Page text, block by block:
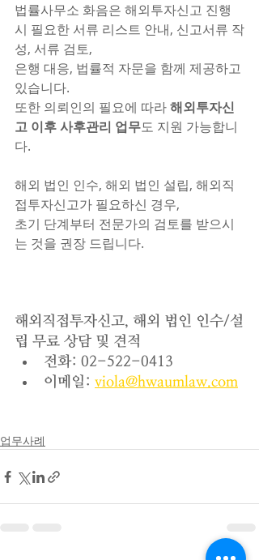
법률사무소 화음은 해외투자신고 진행
시 필요한 서류 리스트 안내, 신고서류 작
성, 서류 검토,
은행 대응, 법률적 자문을 함께 제공하고
있습니다.
또한 의뢰인의 필요에 따라 해외투자신
고 이후 사후관리 업무도 지원 가능합니
다.
해외 법인 인수, 해외 법인 설립, 해외직
접투자신고가 필요하신 경우,
초기 단계부터 전문가의 검토를 받으시
는 것을 권장 드립니다.
해외직접투자신고, 해외 법인 인수/설
립 무료 상담 및 견적
전화: 02-522-0413
이메일: viola@hwaumlaw.com
업무사례